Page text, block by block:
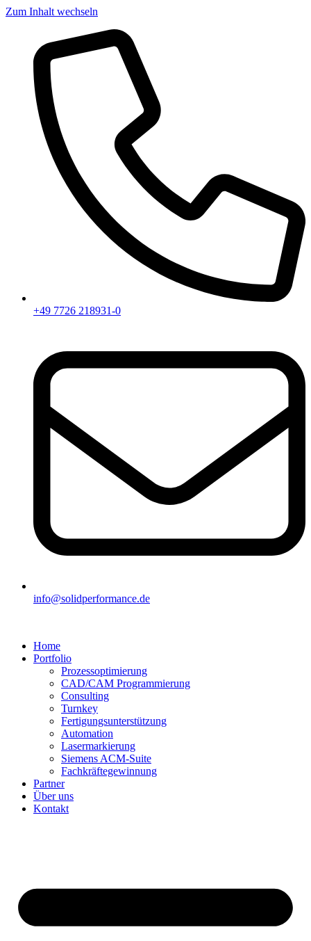
Zum Inhalt wechseln
+49 7726 218931-0
info@solidperformance.de
Home
Portfolio
Prozessoptimierung
CAD/CAM Programmierung
Consulting
Turnkey
Fertigungsunterstützung
Automation
Lasermarkierung
Siemens ACM-Suite
Fachkräftegewinnung
Partner
Über uns
Kontakt